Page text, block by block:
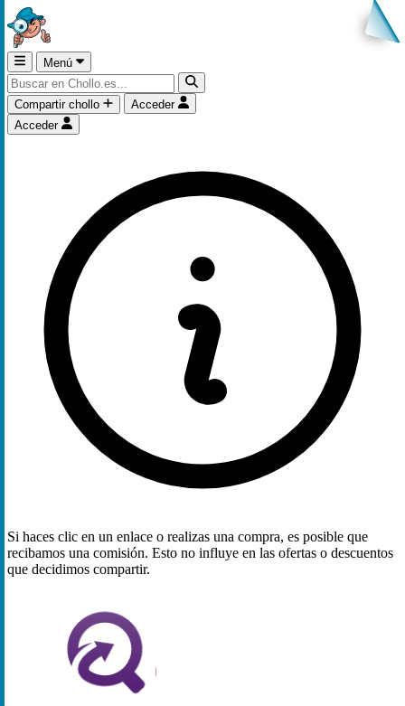
Menú
Compartir chollo
Acceder
Acceder
Si haces clic en un enlace o realizas una compra, es posible que
recibamos una comisión. Esto no influye en las ofertas o descuentos
que decidimos compartir.